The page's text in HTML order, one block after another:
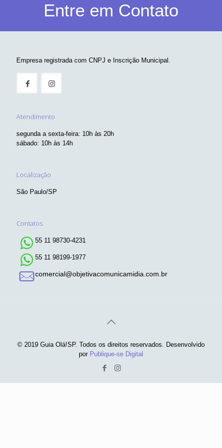
Entre em Contato
Empresa registrada com CNPJ e Inscrição Municipal.
Atendimento
segunda a sexta-feira: 10h às 20h
sábado: 10h às 14h
Localização
São Paulo/SP
Contatos
55 11 98730-4231
55 11 98199-1977
comercial@objetivacomunicamidia.com.br
© 2019 Guia Olá!SP. Todos os direitos reservados. Desenvolvido
por Publique-se Digital